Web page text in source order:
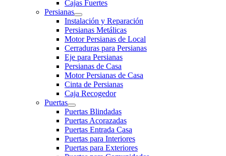
Cajas Fuertes
Persianas
Instalación y Reparación
Persianas Metálicas
Motor Persianas de Local
Cerraduras para Persianas
Eje para Persianas
Persianas de Casa
Motor Persianas de Casa
Cinta de Persianas
Caja Recogedor
Puertas
Puertas Blindadas
Puertas Acorazadas
Puertas Entrada Casa
Puertas para Interiores
Puertas para Exteriores